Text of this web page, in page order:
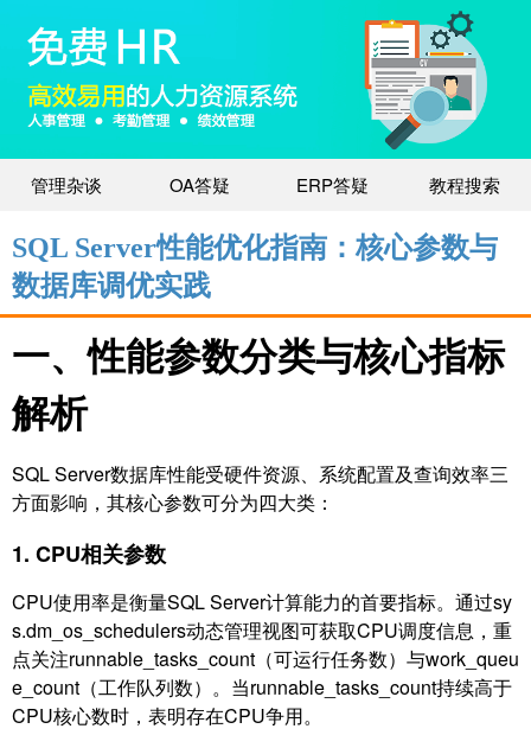
管理杂谈 OA答疑 ERP答疑 教程搜索
SQL Server性能优化指南：核心参数与
数据库调优实践
一、性能参数分类与核心指标
解析
SQL Server数据库性能受硬件资源、系统配置及查询效率三
方面影响，其核心参数可分为四大类：
1. CPU相关参数
CPU使用率是衡量SQL Server计算能力的首要指标。通过sy
s.dm_os_schedulers动态管理视图可获取CPU调度信息，重
点关注runnable_tasks_count（可运行任务数）与work_queu
e_count（工作队列数）。当runnable_tasks_count持续高于
CPU核心数时，表明存在CPU争用。